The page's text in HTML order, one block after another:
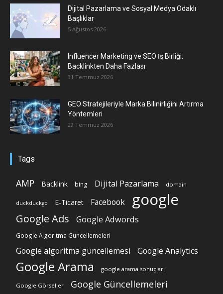
Dijital Pazarlama ve Sosyal Medya Odaklı
Başlıklar
5 Ağustos 2026
Influencer Marketing ve SEO İş Birliği:
Backlinkten Daha Fazlası
31 Temmuz 2026
GEO Stratejileriyle Marka Bilinirliğini Artırma
Yöntemleri
29 Temmuz 2026
Tags
AMP Backlink bing Dijital Pazarlama domain
duckduckgo E-Ticaret Facebook google
Google Ads Google Adwords
Google Algoritma Güncellemeleri
Google algoritma güncellemesi Google Analytics
Google Arama google arama sonuçları
Google Görseller Google Güncellemeleri